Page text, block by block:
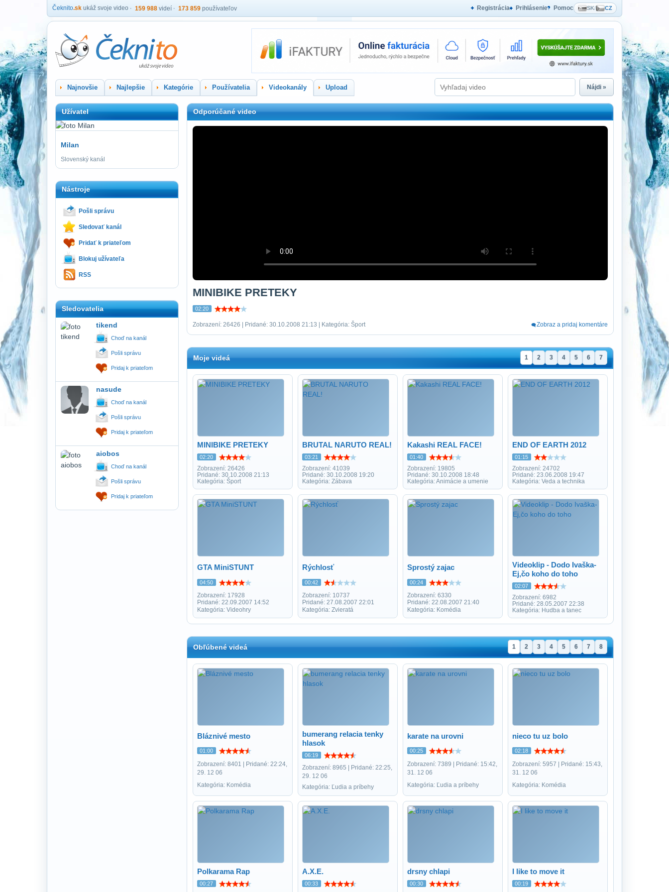
Čeknito.sk ukáž svoje video 159 988 videí 173 859 používateľov Registrácia Prihlásenie Pomoc SK/ CZ
Najnovšie Najlepšie Kategórie Používatelia Videokanály Upload Nájdi »
Užívatel
Milan
Slovenský kanál
Nástroje
Pošli správu
Sledovať kanál
Pridať k priateľom
Blokuj užívateľa
RSS
Sledovatelia
tikend
Choď na kanál
Pošli správu
Pridaj k priateľom
nasude
Choď na kanál
Pošli správu
Pridaj k priateľom
aiobos
Choď na kanál
Pošli správu
Pridaj k priateľom
Odporúčané video
MINIBIKE PRETEKY
02:20
Zobrazení: 26426 | Pridané: 30.10.2008 21:13 | Kategória: Šport Zobraz a pridaj komentáre
Moje videá 1 2 3 4 5 6 7
MINIBIKE PRETEKY
02:20
Zobrazení: 26426
Pridané: 30.10.2008 21:13
Kategória: Šport
BRUTAL NARUTO REAL!
03:21
Zobrazení: 41039
Pridané: 30.10.2008 19:20
Kategória: Zábava
Kakashi REAL FACE!
01:40
Zobrazení: 19805
Pridané: 30.10.2008 18:48
Kategória: Animácie a umenie
END OF EARTH 2012
01:15
Zobrazení: 24702
Pridané: 23.06.2008 19:47
Kategória: Veda a technika
GTA MiniSTUNT
04:50
Zobrazení: 17928
Pridané: 22.09.2007 14:52
Kategória: Videohry
Rýchlosť
00:42
Zobrazení: 10737
Pridané: 27.08.2007 22:01
Kategória: Zvieratá
Sprostý zajac
00:24
Zobrazení: 6330
Pridané: 22.08.2007 21:40
Kategória: Komédia
Videoklip - Dodo Ivaška-
Ej,čo koho do toho
02:07
Zobrazení: 6982
Pridané: 28.05.2007 22:38
Kategória: Hudba a tanec
Obľúbené videá 1 2 3 4 5 6 7 8
Bláznivé mesto
01:00
Zobrazení: 8401 | Pridané: 22:24,
29. 12 06
Kategória: Komédia
bumerang relacia tenky
hlasok
06:19
Zobrazení: 8965 | Pridané: 22:25,
29. 12 06
Kategória: Ľudia a príbehy
karate na urovni
00:25
Zobrazení: 7389 | Pridané: 15:42,
31. 12 06
Kategória: Ľudia a príbehy
nieco tu uz bolo
02:18
Zobrazení: 5957 | Pridané: 15:43,
31. 12 06
Kategória: Komédia
Polkarama Rap
00:27
A.X.E.
00:33
drsny chlapi
00:30
I like to move it
00:19